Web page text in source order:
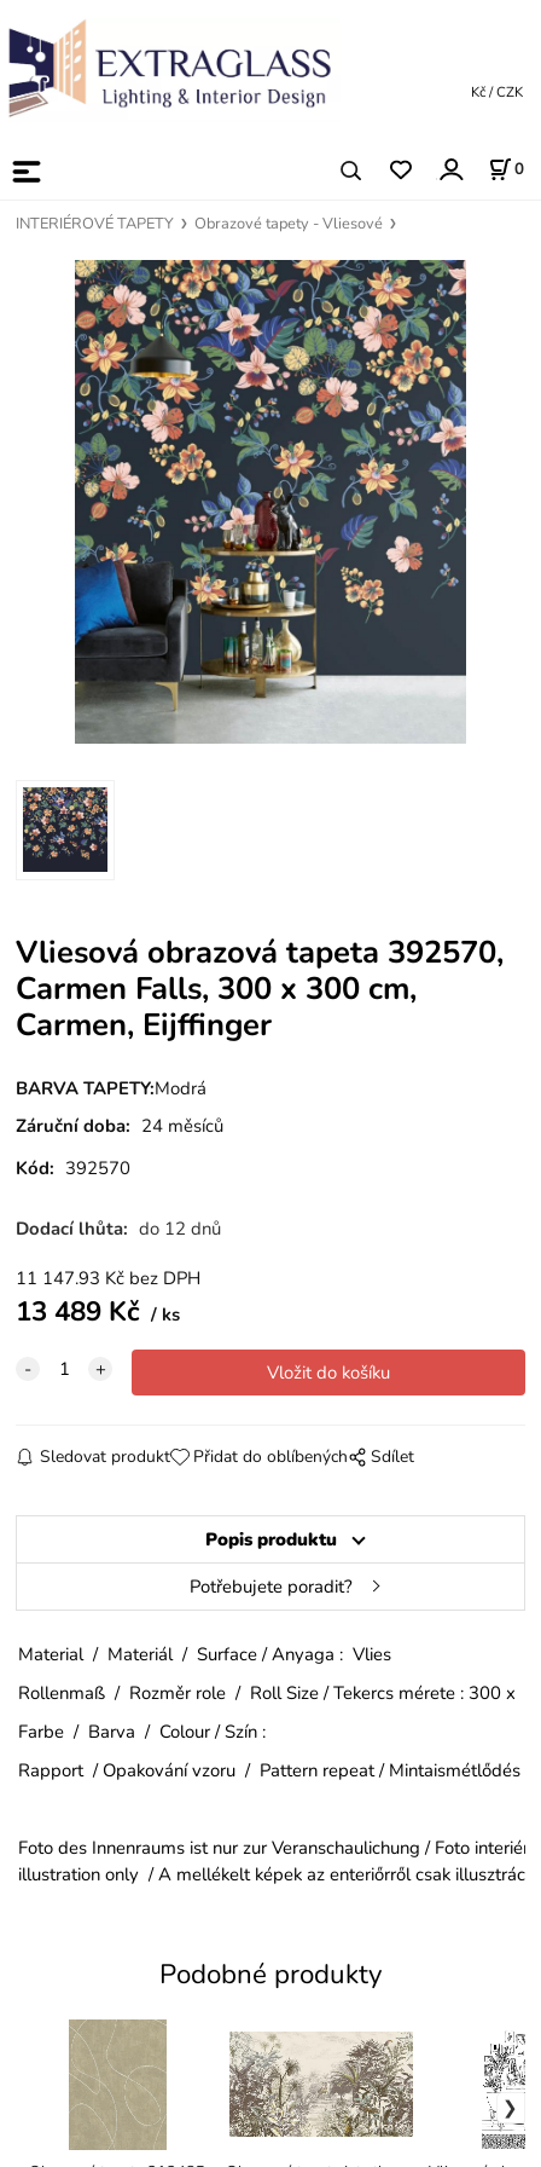
0
Kč / CZK
INTERIÉROVÉ TAPETY Obrazové tapety - Vliesové
Vliesová obrazová tapeta 392570,
Carmen Falls, 300 x 300 cm,
Carmen, Eijffinger
BARVA TAPETY:Modrá
Záruční doba: 24 měsíců
Kód: 392570
Dodací lhůta: do 12 dnů
11 147.93 Kč bez DPH
13 489 Kč ks
Sledovat produkt Přidat do oblíbených Sdílet
Popis produktu
Potřebujete poradit?
Material / Materiál / Surface / Anyaga : Vlies
Rollenmaß / Rozměr role / Roll Size / Tekercs mérete : 300 x
Farbe / Barva / Colour / Szín :
Rapport / Opakování vzoru / Pattern repeat / Mintaismétlődés :
Foto des Innenraums ist nur zur Veranschaulichung / Foto
illustration only / A mellékelt képek az enteriőrről csak
Podobné produkty